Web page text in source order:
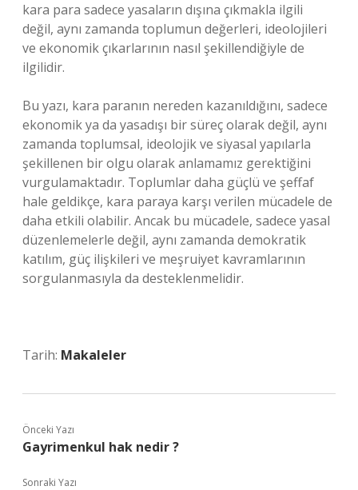
kara para sadece yasaların dışına çıkmakla ilgili
değil, aynı zamanda toplumun değerleri, ideolojileri
ve ekonomik çıkarlarının nasıl şekillendiğiyle de
ilgilidir.
Bu yazı, kara paranın nereden kazanıldığını, sadece
ekonomik ya da yasadışı bir süreç olarak değil, aynı
zamanda toplumsal, ideolojik ve siyasal yapılarla
şekillenen bir olgu olarak anlamamız gerektiğini
vurgulamaktadır. Toplumlar daha güçlü ve şeffaf
hale geldikçe, kara paraya karşı verilen mücadele de
daha etkili olabilir. Ancak bu mücadele, sadece yasal
düzenlemelerle değil, aynı zamanda demokratik
katılım, güç ilişkileri ve meşruiyet kavramlarının
sorgulanmasıyla da desteklenmelidir.
Tarih: Makaleler
Önceki Yazı
Gayrimenkul hak nedir ?
Sonraki Yazı